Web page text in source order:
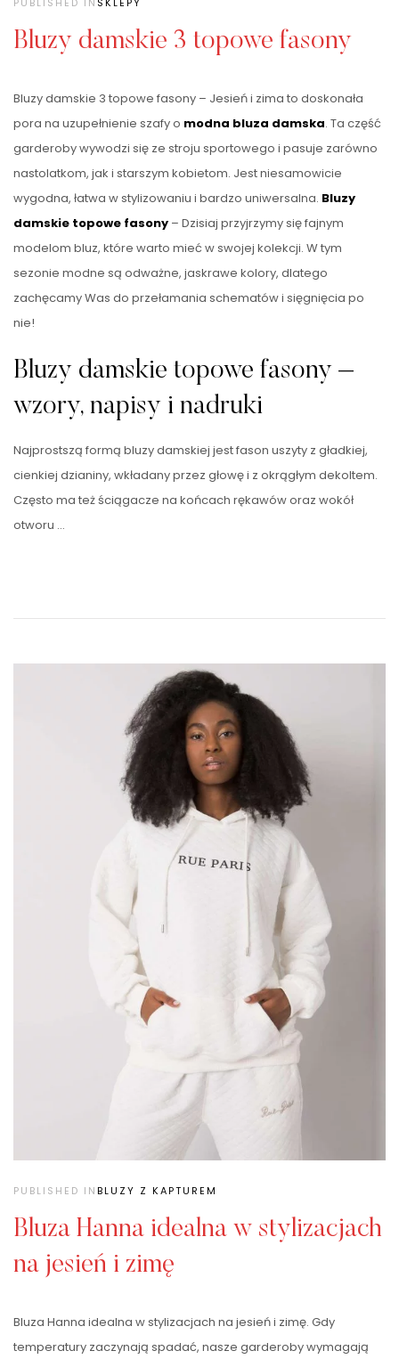
PUBLISHED IN SKLEPY
Bluzy damskie 3 topowe fasony
Bluzy damskie 3 topowe fasony – Jesień i zima to doskonała
pora na uzupełnienie szafy o modna bluza damska. Ta część
garderoby wywodzi się ze stroju sportowego i pasuje zarówno
nastolatkom, jak i starszym kobietom. Jest niesamowicie
wygodna, łatwa w stylizowaniu i bardzo uniwersalna. Bluzy
damskie topowe fasony – Dzisiaj przyjrzymy się fajnym
modelom bluz, które warto mieć w swojej kolekcji. W tym
sezonie modne są odważne, jaskrawe kolory, dlatego
zachęcamy Was do przełamania schematów i sięgnięcia po
nie!
Bluzy damskie topowe fasony –
wzory, napisy i nadruki
Najprostszą formą bluzy damskiej jest fason uszyty z gładkiej,
cienkiej dzianiny, wkładany przez głowę i z okrągłym dekoltem.
Często ma też ściągacze na końcach rękawów oraz wokół
otworu …
PUBLISHED INBLUZY Z KAPTUREM
Bluza Hanna idealna w stylizacjach
na jesień i zimę
Bluza Hanna idealna w stylizacjach na jesień i zimę. Gdy
temperatury zaczynają spadać, nasze garderoby wymagają